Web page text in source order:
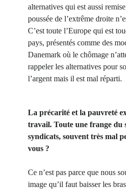
alternatives qui est aussi
poussée de l’extrême droite
C’est toute l’Europe qui est
pays, présentés comme des
Danemark où le chômage
rappeler les alternatives pour
l’argent mais il est mal réparti.
La précarité et la pauvreté
travail. Toute une frange du
syndicats, souvent très mal
vous ?
Ce n’est pas parce que nous
image qu’il faut baisser les